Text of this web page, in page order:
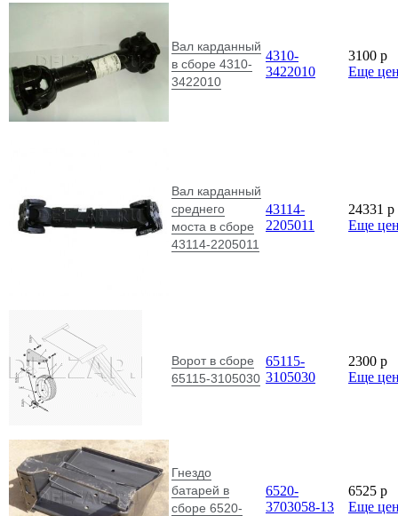
Вал карданный
в сборе 4310-
3422010
4310-
3422010
3100 p
Еще
Вал карданный
среднего
моста в сборе
43114-2205011
43114-
2205011
24331 p
Еще
Ворот в сборе
65115-3105030
65115-
3105030
2300 p
Еще
Гнездо
батарей в
сборе 6520-
6520-
3703058-13
6525 p
Еще